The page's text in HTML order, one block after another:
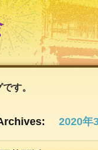
す。
2020年